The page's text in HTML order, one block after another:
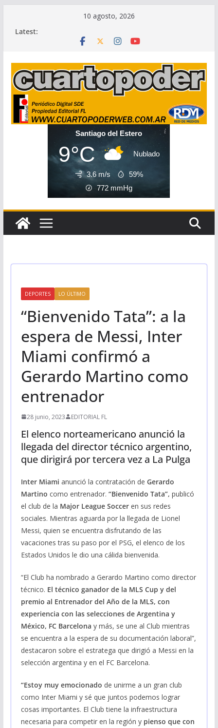
10 agosto, 2026
Latest:
Santiago del Estero
9°C Nublado
3.6 m/s
59%
772 mmHg
DEPORTES LO ÚLTIMO
“Bienvenido Tata”: a la
espera de Messi, Inter
Miami confirmó a
Gerardo Martino como
entrenador
28 junio, 2023 EDITORIAL FL
El elenco norteamericano anunció la
llegada del director técnico argentino,
que dirigirá por tercera vez a La Pulga
Inter Miami anunció la contratación de Gerardo
Martino como entrenador. “Bienvenido Tata”, publicó
el club de la Major League Socceren sus redes
sociales. Mientras aguarda por la llegada de Lionel
Messi, quien se encuentra disfrutando de las
vacaciones tras su paso por el PSG, el elenco de los
Estados Unidos le dio una cálida bienvenida.
“El Club ha nombrado a Gerardo Martino como director
técnico. El técnico ganador de la MLS Cup y del
premio al Entrenador del Año de la MLS, con
experiencia con las selecciones de Argentina y
México, FC Barcelona y más, se une al Club mientras
se encuentra a la espera de su documentación laboral”,
destacaron sobre el estratega que dirigió a Messi en la
selección argentina y en el FC Barcelona.
“Estoy muy emocionado de unirme a un gran club
como Inter Miami y sé que juntos podemos lograr
cosas importantes. El Club tiene la infraestructura
necesaria para competir en la región y pienso que con